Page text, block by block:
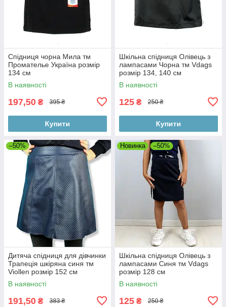
Спідниця чорна Мила тм
Промателье Україна розмір
134 см
В наявності
197,50 ₴ 395 ₴
Купити
Шкільна спідниця Олівець з
лампасами Чорна тм Vdags
розмір 134, 140 см
В наявності
125 ₴ 250 ₴
Купити
–50%
Дитяча спідниця для дівчинки
Трапеція шкіряна синя тм
Viollen розмір 152 см
В наявності
191,50 ₴ 383 ₴
Новинка –50%
Шкільна спідниця Олівець з
лампасами Синя тм Vdags
розмір 128 см
В наявності
125 ₴ 250 ₴